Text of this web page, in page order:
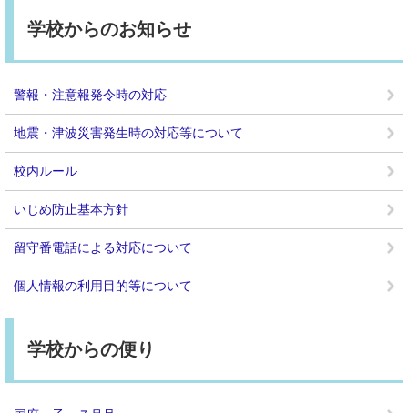
学校からのお知らせ
警報・注意報発令時の対応
地震・津波災害発生時の対応等について
校内ルール
いじめ防止基本方針
留守番電話による対応について
個人情報の利用目的等について
学校からの便り